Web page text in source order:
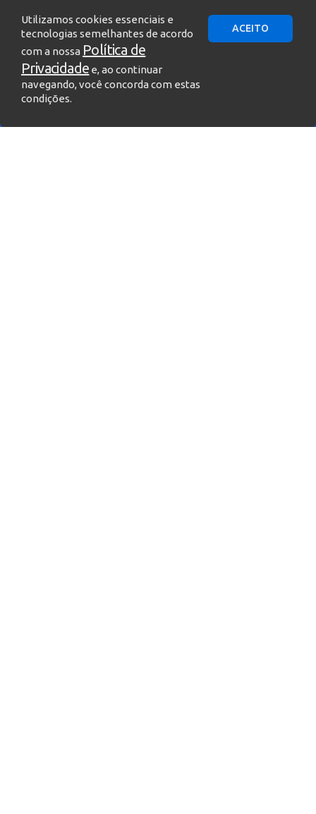
Utilizamos cookies essenciais e
tecnologias semelhantes de acordo
com a nossa Política de
Privacidade e, ao continuar
navegando, você concorda com estas
condições.
ACEITO